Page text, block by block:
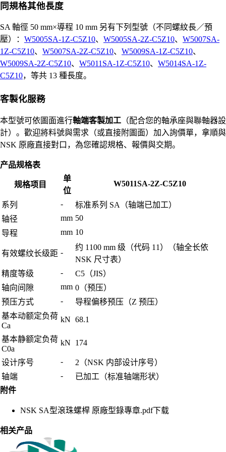
同規格其他長度
SA 軸徑 50 mm×導程 10 mm 另有下列型號（不同螺紋長／預
壓）： W5005SA-1Z-C5Z10、 W5005SA-2Z-C5Z10、 W5007SA-
1Z-C5Z10、 W5007SA-2Z-C5Z10、 W5009SA-1Z-C5Z10、
W5009SA-2Z-C5Z10、 W5011SA-1Z-C5Z10、 W5014SA-1Z-
C5Z10，等共 13 種長度。
客製化服務
本型號可依圖面進行軸端客製加工 （配合您的軸承座與聯軸器設
計）。歡迎將料號與需求（或直接附圖面）加入詢價單，拿順與
NSK 原廠直接對口，為您確認規格、報價與交期。
产品规格表
规格项目
单
位
W5011SA-2Z-C5Z10
系列 -
标准系列 SA（轴端已加工）
轴径
mm 50
导程
mm 10
有效螺纹长级距 -
约 1100 mm 级（代码 11）（轴全长依
NSK 尺寸表）
精度等级
-
C5（JIS）
轴向间隙
mm 0（预压）
预压方式
-
导程偏移预压（Z 预压）
基本动额定负荷
Ca
kN 68.1
基本静额定负荷
C0a
kN 174
设计序号 -
2（NSK 内部设计序号）
轴端
-
已加工（标准轴端形状）
附件
NSK SA型滾珠螺桿 原廠型錄專章.pdf下载
相关产品